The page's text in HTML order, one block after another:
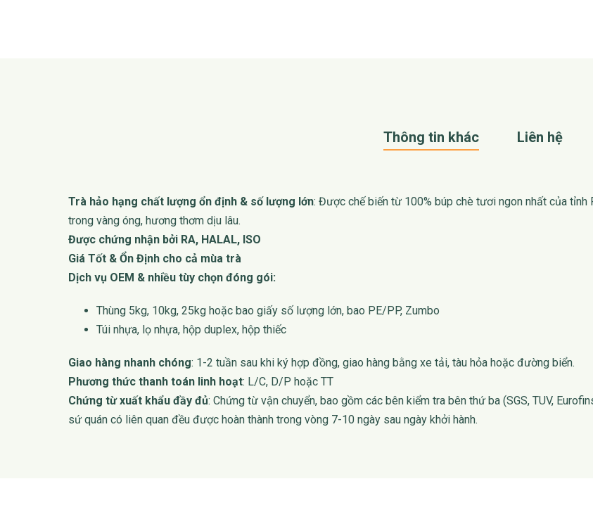
Thông tin khác Liên hệ
Trà hảo hạng chất lượng ổn định & số lượng lớn: Được chế biến từ 100% búp chè tươi ngon nhất của tỉnh
trong vàng óng, hương thơm dịu lâu.
Được chứng nhận bởi RA, HALAL, ISO
Giá Tốt & Ổn Định cho cả mùa trà
Dịch vụ OEM & nhiều tùy chọn đóng gói:
Thùng 5kg, 10kg, 25kg hoặc bao giấy số lượng lớn, bao PE/PP, Zumbo
Túi nhựa, lọ nhựa, hộp duplex, hộp thiếc
Giao hàng nhanh chóng: 1-2 tuần sau khi ký hợp đồng, giao hàng bằng xe tải, tàu hỏa hoặc đường biển.
Phương thức thanh toán linh hoạt: L/C, D/P hoặc TT
Chứng từ xuất khẩu đầy đủ: Chứng từ vận chuyển, bao gồm các bên kiểm tra bên thứ ba (SGS, TUV,
sứ quán có liên quan đều được hoàn thành trong vòng 7-10 ngày sau ngày khởi hành.